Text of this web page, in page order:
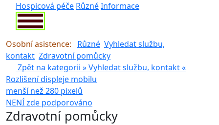
Hospicová péče RůznéInformace
Osobní asistence: Různé Vyhledat službu,
kontakt Zdravotní pomůcky
Zpět na kategorii »Vyhledat službu, kontakt«
Rozlišení displeje mobilu
menší než 280 pixelů
NENÍ zde podporováno
Zdravotní pomůcky